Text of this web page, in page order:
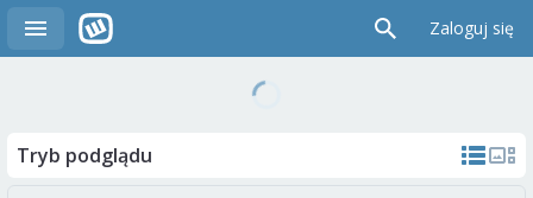
Zaloguj się
Tryb podglądu